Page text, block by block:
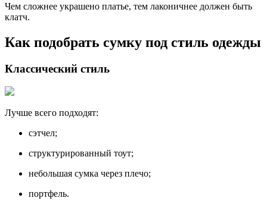
Чем сложнее украшено платье, тем лаконичнее должен быть
клатч.
Как подобрать сумку под стиль одежды
Классический стиль
Лучше всего подходят:
сэтчел;
структурированный тоут;
небольшая сумка через плечо;
портфель.